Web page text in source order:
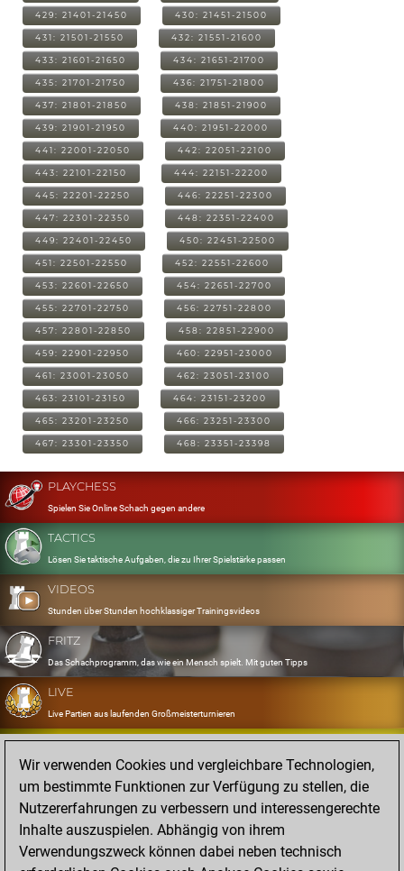
429: 21401-21450 430: 21451-21500
431: 21501-21550 432: 21551-21600
433: 21601-21650 434: 21651-21700
435: 21701-21750 436: 21751-21800
437: 21801-21850 438: 21851-21900
439: 21901-21950 440: 21951-22000
441: 22001-22050 442: 22051-22100
443: 22101-22150 444: 22151-22200
445: 22201-22250 446: 22251-22300
447: 22301-22350 448: 22351-22400
449: 22401-22450 450: 22451-22500
451: 22501-22550 452: 22551-22600
453: 22601-22650 454: 22651-22700
455: 22701-22750 456: 22751-22800
457: 22801-22850 458: 22851-22900
459: 22901-22950 460: 22951-23000
461: 23001-23050 462: 23051-23100
463: 23101-23150 464: 23151-23200
465: 23201-23250 466: 23251-23300
467: 23301-23350 468: 23351-23398
PLAYCHESS
Spielen Sie Online Schach gegen andere
TACTICS
Lösen Sie taktische Aufgaben, die zu Ihrer Spielstärke passen
VIDEOS
Stunden über Stunden hochklassiger Trainingsvideos
FRITZ
Das Schachprogramm, das wie ein Mensch spielt. Mit guten Tipps
LIVE
Live Partien aus laufenden Großmeisterturnieren
OPENINGS
Erfassen und Üben Sie Ihr Eröffnungsrepertoire
DATABASE
Acht Millionen starke Partien
MYGAMES
Speichern und analysieren Sie eigene Partien in der Cloud
Wir verwenden Cookies und vergleichbare Technologien,
um bestimmte Funktionen zur Verfügung zu stellen, die
Nutzererfahrungen zu verbessern und interessengerechte
Inhalte auszuspielen. Abhängig von ihrem
Verwendungszweck können dabei neben technisch